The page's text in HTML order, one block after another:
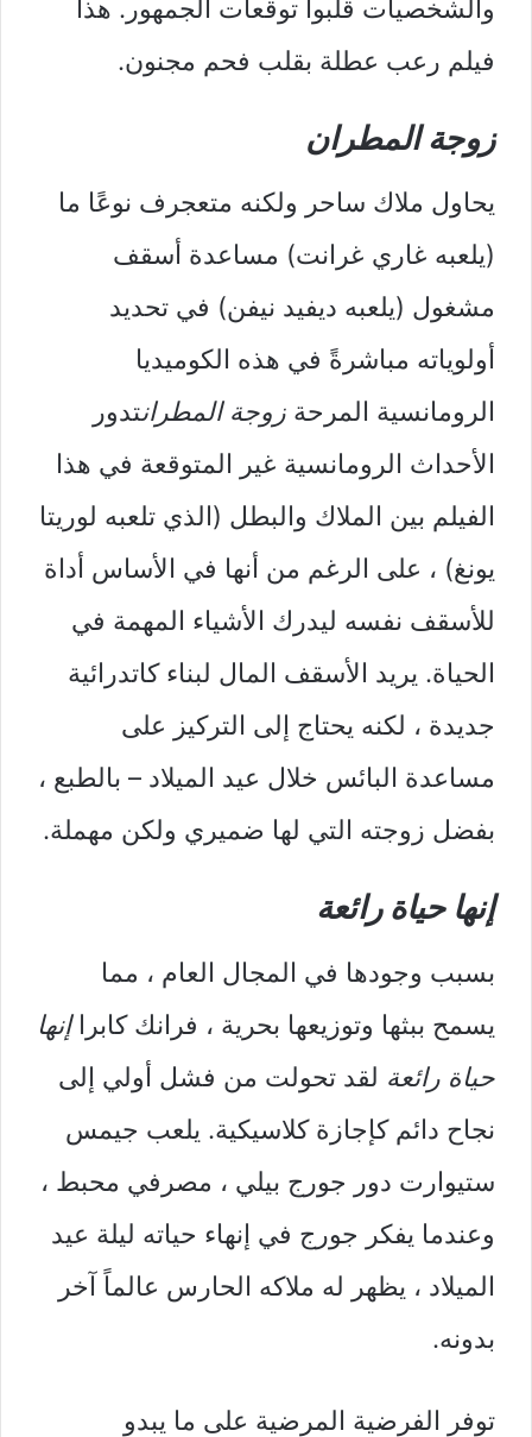
والشخصيات قلبوا توقعات الجمهور. هذا
فيلم رعب عطلة بقلب فحم مجنون.
زوجة المطران
يحاول ملاك ساحر ولكنه متعجرف نوعًا ما
(يلعبه غاري غرانت) مساعدة أسقف
مشغول (يلعبه ديفيد نيفن) في تحديد
أولوياته مباشرةً في هذه الكوميديا ​​
الرومانسية المرحة زوجة المطرانتدور
الأحداث الرومانسية غير المتوقعة في هذا
الفيلم بين الملاك والبطل (الذي تلعبه لوريتا
يونغ) ، على الرغم من أنها في الأساس أداة
للأسقف نفسه ليدرك الأشياء المهمة في
الحياة. يريد الأسقف المال لبناء كاتدرائية
جديدة ، لكنه يحتاج إلى التركيز على
مساعدة البائس خلال عيد الميلاد – بالطبع ،
بفضل زوجته التي لها ضميري ولكن مهملة.
إنها حياة رائعة
بسبب وجودها في المجال العام ، مما
يسمح ببثها وتوزيعها بحرية ، فرانك كابراإنها
حياة رائعة لقد تحولت من فشل أولي إلى
نجاح دائم كإجازة كلاسيكية. يلعب جيمس
ستيوارت دور جورج بيلي ، مصرفي محبط ،
وعندما يفكر جورج في إنهاء حياته ليلة عيد
الميلاد ، يظهر له ملاكه الحارس عالماً آخر
بدونه.
توفر الفرضية المرضية على ما يبدو